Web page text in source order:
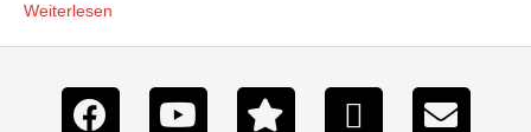
Weiterlesen